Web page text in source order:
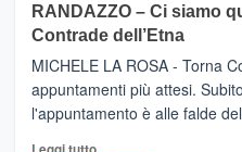
IL
NUOVO
SUMMER
CLUB
VIAGRANDE
(Ct)
–
Benanti
presenta
“Vino
&
RANDAZZO – Ci siamo
Contrade dell’Etna
MICHELE LA ROSA - Torna
appuntamenti più attesi.
l'appuntamento è alle falde
Leggi